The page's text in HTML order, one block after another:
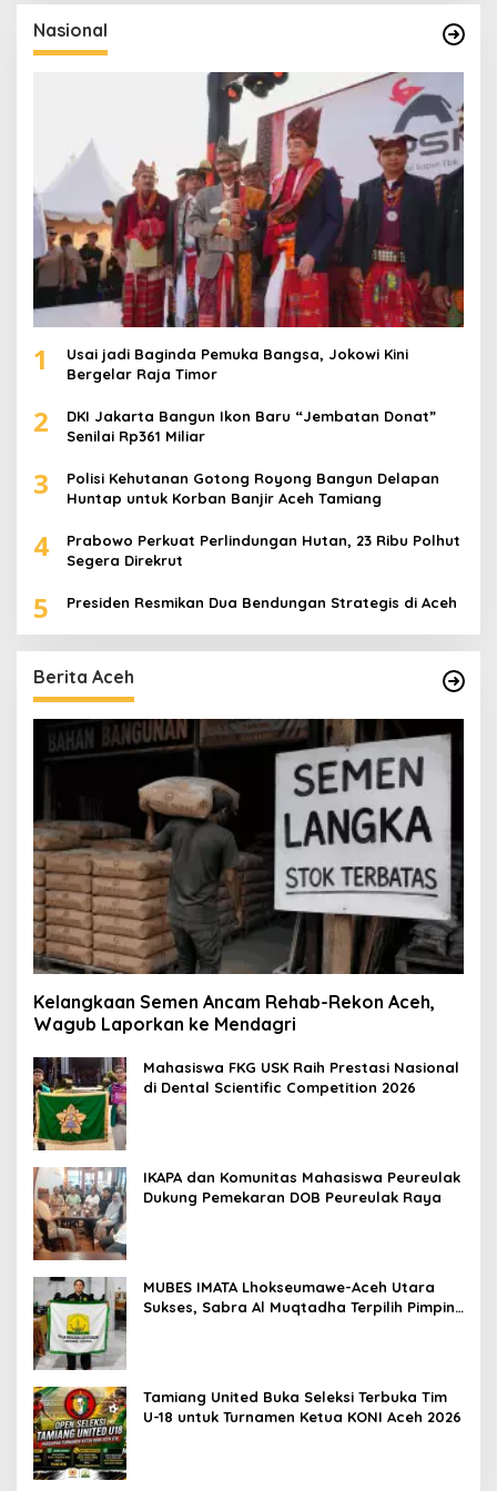
u
n
t
Nasional
1
Usai jadi Baginda Pemuka Bangsa, Jokowi Kini
Bergelar Raja Timor
2
DKI Jakarta Bangun Ikon Baru “Jembatan Donat”
Senilai Rp361 Miliar
3
Polisi Kehutanan Gotong Royong Bangun Delapan
Huntap untuk Korban Banjir Aceh Tamiang
4
Prabowo Perkuat Perlindungan Hutan, 23 Ribu Polhut
Segera Direkrut
5 Presiden Resmikan Dua Bendungan Strategis di Aceh
Berita Aceh
Kelangkaan Semen Ancam Rehab-Rekon Aceh,
Wagub Laporkan ke Mendagri
Mahasiswa FKG USK Raih Prestasi Nasional
di Dental Scientific Competition 2026
IKAPA dan Komunitas Mahasiswa Peureulak
Dukung Pemekaran DOB Peureulak Raya
MUBES IMATA Lhokseumawe-Aceh Utara
Sukses, Sabra Al Muqtadha Terpilih Pimpin
Tamiang United Buka Seleksi Terbuka Tim
U-18 untuk Turnamen Ketua KONI Aceh 2026